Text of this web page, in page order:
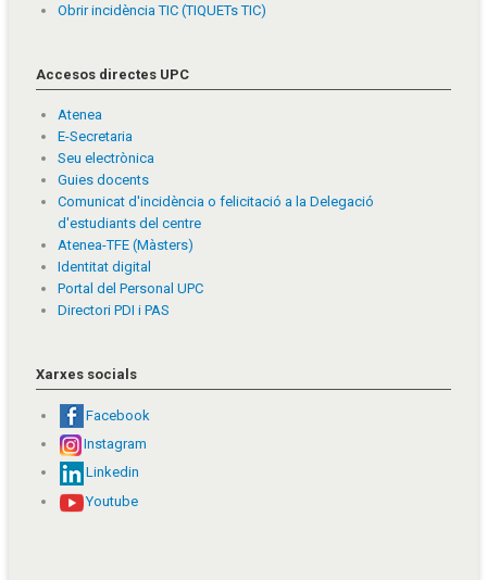
Obrir incidència TIC (TIQUETs TIC)
Accesos directes UPC
Atenea
E-Secretaria
Seu electrònica
Guies docents
Comunicat d'incidència o felicitació a la Delegació
d'estudiants del centre
Atenea-TFE (Màsters)
Identitat digital
Portal del Personal UPC
Directori PDI i PAS
Xarxes socials
Facebook
Instagram
Linkedin
Youtube